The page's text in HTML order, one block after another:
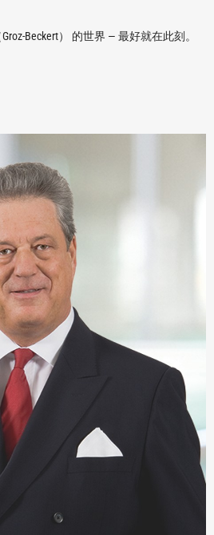
Beckert） 的世界 — 最好就在此刻。